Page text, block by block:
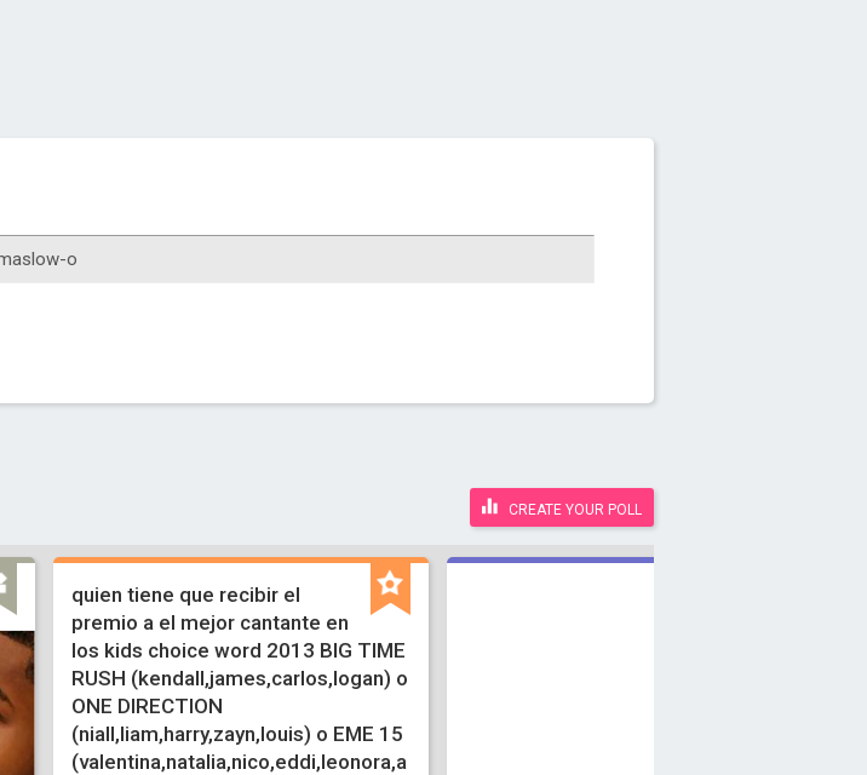
CREATE YOUR POLL
quien tiene que recibir el
premio a el mejor cantante en
los kids choice word 2013 BIG TIME
RUSH (kendall,james,carlos,logan) o
ONE DIRECTION
(niall,liam,harry,zayn,louis) o EME 15
(valentina,natalia,nico,eddi,leonora,a